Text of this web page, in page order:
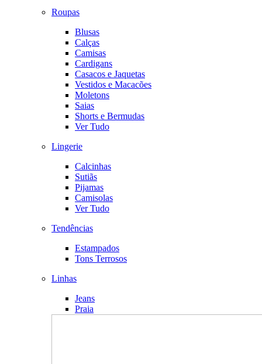
Roupas
Blusas
Calças
Camisas
Cardigans
Casacos e Jaquetas
Vestidos e Macacões
Moletons
Saias
Shorts e Bermudas
Ver Tudo
Lingerie
Calcinhas
Sutiãs
Pijamas
Camisolas
Ver Tudo
Tendências
Estampados
Tons Terrosos
Linhas
Jeans
Praia